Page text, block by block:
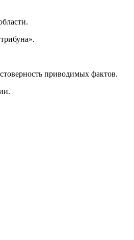
приводимых фактов.